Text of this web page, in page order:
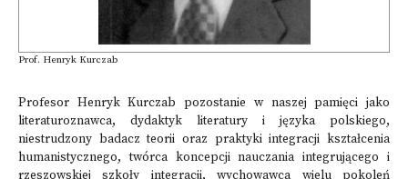
Prof. Henryk Kurczab
Profesor Henryk Kurczab pozostanie w naszej pamięci jako
literaturoznawca, dydaktyk literatury i języka polskiego,
niestrudzony badacz teorii oraz praktyki integracji kształcenia
humanistycznego, twórca koncepcji nauczania integrującego i
rzeszowskiej szkoły integracji, wychowawca wielu pokoleń